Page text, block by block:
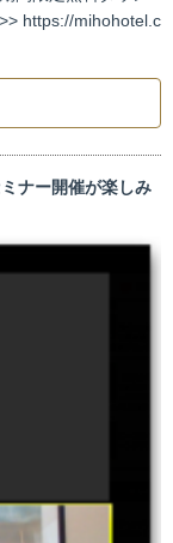
https://mihohotel.c
ナー開催が楽しみ